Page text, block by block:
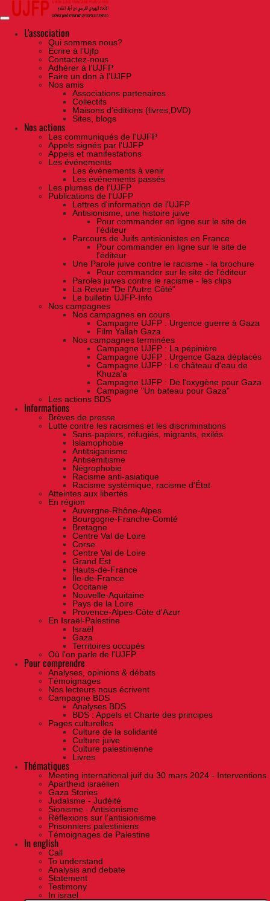
Skip
the
contentL'association
Qui sommes nous?
Ecrire à l’Ujfp
Contactez-nous
Adhérer à l’UJFP
Faire un don à l’UJFP
Nos amis
Associations partenaires
Collectifs
Maisons d’éditions (livres,DVD)
Sites, blogs
Nos actions
Les communiqués de l'UJFP
Appels signés par l'UJFP
Appels et manifestations
Les événements
Les événements à venir
Les événements passés
Les plumes de l'UJFP
Publications de l'UJFP
Lettres d'information de l'UJFP
Antisionisme, une histoire juive
Pour commander en ligne sur le site de
l'éditeur
Parcours de Juifs antisionistes en France
Pour commander en ligne sur le site de
l'éditeur
Une Parole juive contre le racisme - la brochure
Pour commander sur le site de l'éditeur
Paroles juives contre le racisme - les clips
La Revue "De l'Autre Côté"
Le bulletin UJFP-Info
Nos campagnes
Nos campagnes en cours
Campagne UJFP : Urgence guerre à Gaza
Film Yallah Gaza
Nos campagnes terminées
Campagne UJFP : La pépinière
Campagne UJFP : Urgence Gaza déplacés
Campagne UJFP : Le château d'eau de
Khuza'a
Campagne UJFP : De l'oxygène pour Gaza
Campagne "Un bateau pour Gaza"
Les actions BDS
Informations
Brèves de presse
Lutte contre les racismes et les discriminations
Sans-papiers, réfugiés, migrants, exilés
Islamophobie
Antitsiganisme
Antisémitisme
Négrophobie
Racisme anti-asiatique
Racisme systémique, racisme d'État
Atteintes aux libertés
En région
Auvergne-Rhône-Alpes
Bourgogne-Franche-Comté
Bretagne
Centre Val de Loire
Corse
Centre Val de Loire
Grand Est
Hauts-de-France
Île-de-France
Occitanie
Nouvelle-Aquitaine
Pays de la Loire
Provence-Alpes-Côte d'Azur
En Israël-Palestine
Israël
Gaza
Territoires occupés
Où l'on parle de l'UJFP
Pour comprendre
Analyses, opinions & débats
Témoignages
Nos lecteurs nous écrivent
Campagne BDS
Analyses BDS
BDS : Appels et Charte des principes
Pages culturelles
Culture de la solidarité
Culture juive
Culture palestinienne
Livres
Thématiques
Meeting international juif du 30 mars 2024 - Interventions
Apartheid israélien
Gaza Stories
Judaïsme - Judéité
Sionisme - Antisionisme
Réflexions sur l’antisionisme
Prisonniers palestiniens
Témoignages de Palestine
In english
Call
To understand
Analysis and debate
Statement
Testimony
In israel